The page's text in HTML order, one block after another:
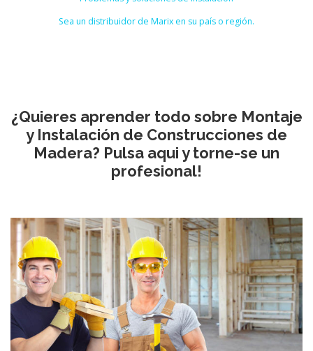
Sea un distribuidor de Marix en su país o región.
¿Quieres aprender todo sobre Montaje
y Instalación de Construcciones de
Madera? Pulsa aqui y torne-se un
profesional!